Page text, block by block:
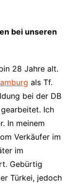
bei unseren
28 Jahre alt.
als Tf.
bei der DB
Ich
In meinem
Verkäufer im
im
Gebürtig
Türkei, jedoch